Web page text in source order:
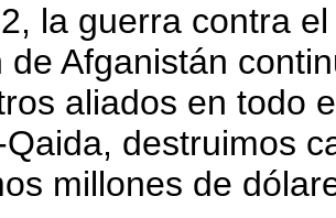
la guerra contra
de Afganistán
aliados en todo
destruimos
millones de